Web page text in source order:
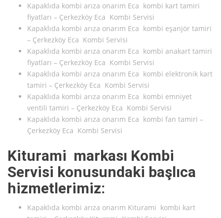
Kapaklıda kombi arıza onarım Eca kombi kart tamiri
fiyatları – Çerkezköy Eca Kombi Servisi
Kapaklıda kombi arıza onarım Eca kombi eşanjör tamiri
– Çerkezköy Eca Kombi Servisi
Kapaklıda kombi arıza onarım Eca kombi anakart tamiri
fiyatları – Çerkezköy Eca Kombi Servisi
Kapaklıda kombi arıza onarım Eca kombi elektronik kart
tamiri – Çerkezköy Eca Kombi Servisi
Kapaklıda kombi arıza onarım Eca kombi emniyet
ventili tamiri – Çerkezköy Eca Kombi Servisi
Kapaklıda kombi arıza onarım Eca kombi fan tamiri –
Çerkezköy Eca Kombi Servisi
Kiturami markası Kombi
Servisi konusundaki başlıca
hizmetlerimiz:
Kapaklıda kombi arıza onarım Kiturami kombi kart